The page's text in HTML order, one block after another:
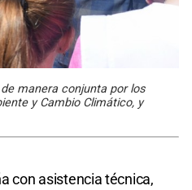
manera conjunta por los
y Cambio Climático, y
con asistencia técnica,